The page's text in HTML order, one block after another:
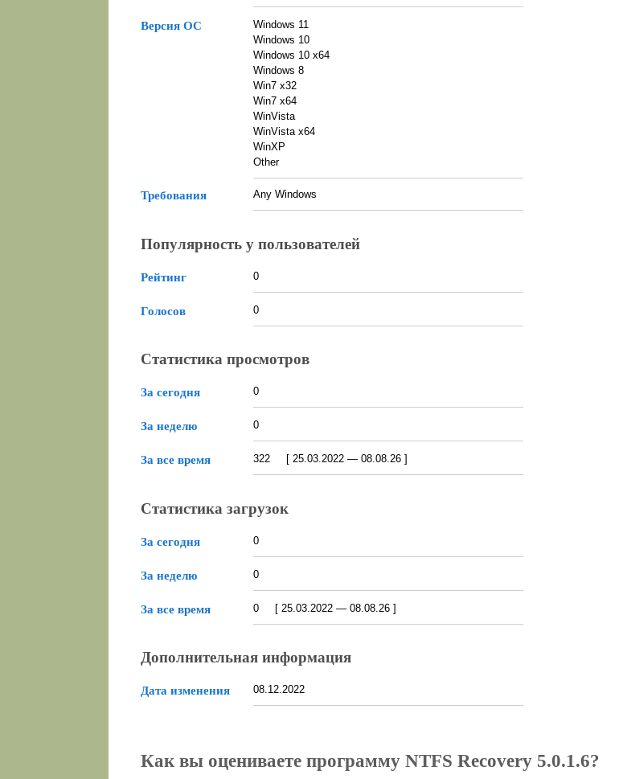
Версия ОС
Windows 11
Windows 10
Windows 10 x64
Windows 8
Win7 x32
Win7 x64
WinVista
WinVista x64
WinXP
Other
Требования Any Windows
Популярность у пользователей
Рейтинг 0
Голосов 0
Статистика просмотров
За сегодня 0
За неделю 0
За все время 322 [ 25.03.2022 — 08.08.26 ]
Статистика загрузок
За сегодня 0
За неделю 0
За все время 0 [ 25.03.2022 — 08.08.26 ]
Дополнительная информация
Дата изменения 08.12.2022
Как вы оцениваете программу NTFS Recovery 5.0.1.6?